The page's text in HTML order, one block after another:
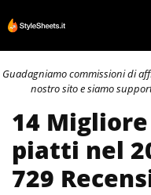
al
contenuto
Guadagniamo commissioni di
nostro sito e siamo
14
piatti nel
729